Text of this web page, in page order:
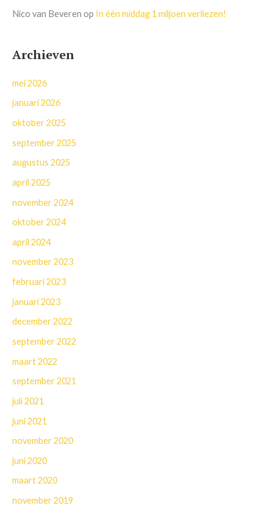
Nico van Beveren op In één middag 1 miljoen verliezen!
Archieven
mei 2026
januari 2026
oktober 2025
september 2025
augustus 2025
april 2025
november 2024
oktober 2024
april 2024
november 2023
februari 2023
januari 2023
december 2022
september 2022
maart 2022
september 2021
juli 2021
juni 2021
november 2020
juni 2020
maart 2020
november 2019